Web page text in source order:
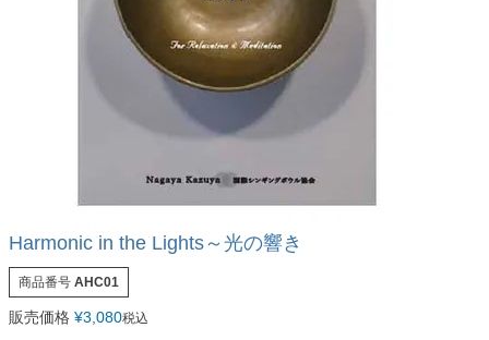
Harmonic in the Lights～光の響き
商品番号 AHC01
販売価格 ¥3,080税込